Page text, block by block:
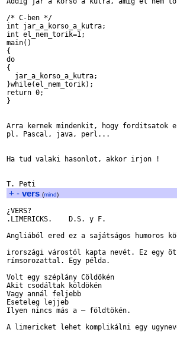
/* C-ben */
int jar_a_korso_a_kutra;
int el_nem_torik=1;
main()
{
do
{
  jar_a_korso_a_kutra;
}while(el_nem_torik);
return 0;
}
Arra kernek mindenkit, hogy forditsatok
pl. Pascal, java, perl...
Ha tud valaki hasonlot, akkor irjon !
+ - vers (mind)
¿VERS?
.LIMERICKS.    D.S. y F.
Angliából ered ez a sajátságos humoros
irországi várostól kapta nevét. Ez egy
rímsorozattal. Egy példa.
Volt egy széplány Cöldökén
Akit csodáltak köldökén
Vagy annál feljebb
Eseteleg lejjeb
Ilyen nincs más a – földtökén.
A limericket lehet komplikálni egy